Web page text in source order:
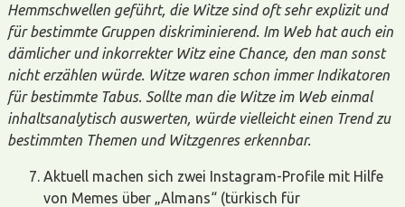
Hemmschwellen geführt, die Witze sind oft sehr explizit und
für bestimmte Gruppen diskriminierend. Im Web hat auch ein
dämlicher und inkorrekter Witz eine Chance, den man sonst
nicht erzählen würde. Witze waren schon immer Indikatoren
für bestimmte Tabus. Sollte man die Witze im Web einmal
inhaltsanalytisch auswerten, würde vielleicht einen Trend zu
bestimmten Themen und Witzgenres erkennbar.
Aktuell machen sich zwei Instagram-Profile mit Hilfe
von Memes über „Almans“ (türkisch für